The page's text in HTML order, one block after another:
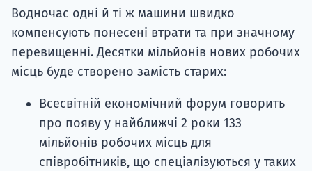
Водночас одні й ті ж машини швидко
компенсують понесені втрати та при значному
перевищенні. Десятки мільйонів нових робочих
місць буде створено замість старих:
Всесвітній економічний форум говорить
про появу у найближчі 2 роки 133
мільйонів робочих місць для
співробітників, що спеціалізуються у таких